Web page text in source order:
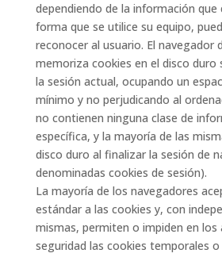
dependiendo de la información que
forma que se utilice su equipo,
reconocer al usuario. El navegador
memoriza cookies en el disco duro
la sesión actual, ocupando un
mínimo y no perjudicando al
no contienen ninguna clase de
específica, y la mayoría de las
disco duro al finalizar la sesión de
denominadas cookies de sesión).
La mayoría de los navegadores
estándar a las cookies y, con
mismas, permiten o impiden en los
seguridad las cookies temporales